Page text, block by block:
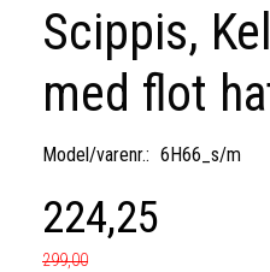
Scippis,
med flot
Model/varenr.: 6H66_s/m
224,25
299,00